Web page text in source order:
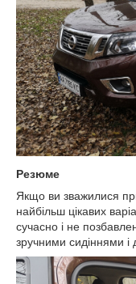
Резюме
Якщо ви зважилися
найбільш цікавих
сучасно і не
зручними сидіннями і